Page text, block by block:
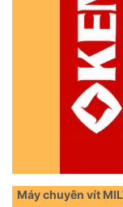
Máy chuyên vít